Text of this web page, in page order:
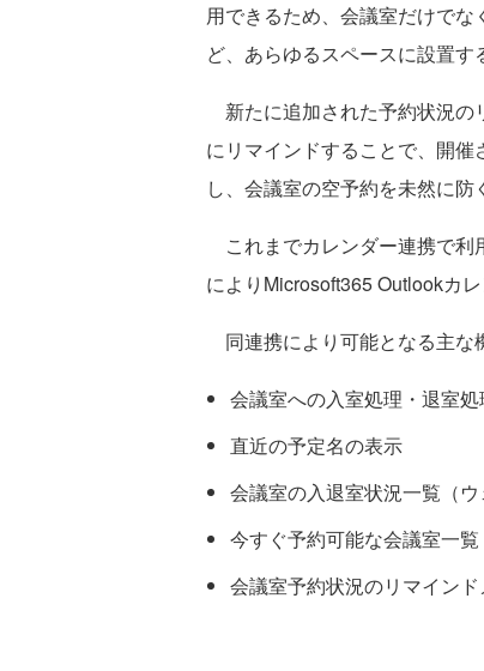
用できるため、会議室だけで
ど、あらゆるスペースに設置す
新たに追加された予約状況の
にリマインドすることで、開
し、会議室の空予約を未然に防
これまでカレンダー連携で利
によりMicrosoft365 Outlookカ
同連携により可能となる主な
会議室への入室処理・退室処
直近の予定名の表示
会議室の入退室状況一覧（ウ
今すぐ予約可能な会議室一覧
会議室予約状況のリマインド